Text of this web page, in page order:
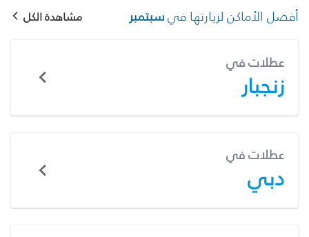
أفضل الأماكن لزيارتها فيسبتمبر مشاهدة الكل
عطلات في
زنجبار
عطلات في
دبي